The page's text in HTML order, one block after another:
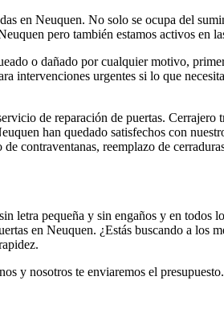
en Neuquen. No solo se ocupa del
pero también estamos activos en
o dañado por cualquier motivo,
intervenciones urgentes si lo que
de reparación de puertas.
han quedado satisfechos con
contraventanas, reemplazo de
letra pequeña y sin engaños y en todos
en Neuquen. ¿Estás buscando a los
y nosotros te enviaremos el